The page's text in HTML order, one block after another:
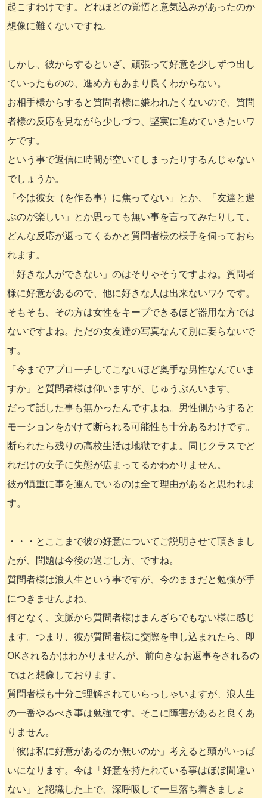
起こすわけです。どれほどの覚悟と意気込みがあったのか
想像に難くないですね。
しかし、彼からするといざ、頑張って好意を少しずつ出し
ていったものの、進め方もあまり良くわからない。
お相手様からすると質問者様に嫌われたくないので、質問
者様の反応を見ながら少しづつ、堅実に進めていきたいワ
ケです。
という事で返信に時間が空いてしまったりするんじゃない
でしょうか。
「今は彼女（を作る事）に焦ってない」とか、「友達と遊
ぶのが楽しい」とか思っても無い事を言ってみたりして、
どんな反応が返ってくるかと質問者様の様子を伺っておら
れます。
「好きな人ができない」のはそりゃそうですよね。質問者
様に好意があるので、他に好きな人は出来ないワケです。
そもそも、その方は女性をキープできるほど器用な方では
ないですよね。ただの女友達の写真なんて別に要らないで
す。
「今までアプローチしてこないほど奥手な男性なんていま
すか」と質問者様は仰いますが、じゅうぶんいます。
だって話した事も無かったんですよね。男性側からすると
モーションをかけて断られる可能性も十分あるわけです。
断られたら残りの高校生活は地獄ですよ。同じクラスでど
れだけの女子に失態が広まってるかわかりません。
彼が慎重に事を運んでいるのは全て理由があると思われま
す。
・・・とここまで彼の好意についてご説明させて頂きまし
たが、問題は今後の過ごし方、ですね。
質問者様は浪人生という事ですが、今のままだと勉強が手
につきませんよね。
何となく、文脈から質問者様はまんざらでもない様に感じ
ます。つまり、彼が質問者様に交際を申し込まれたら、即
OKされるかはわかりませんが、前向きなお返事をされるの
ではと想像しております。
質問者様も十分ご理解されていらっしゃいますが、浪人生
の一番やるべき事は勉強です。そこに障害があると良くあ
りません。
「彼は私に好意があるのか無いのか」考えると頭がいっぱ
いになります。今は「好意を持たれている事はほぼ間違い
ない」と認識した上で、深呼吸して一旦落ち着きましょ